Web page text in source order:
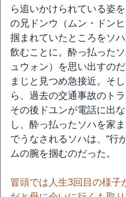
ら追いかけられている姿
の兄ドンウ（ムン・ドン
掴まれていたところをソ
飲むことに。酔っ払った
ュウォン）を思い出すの
まじと見つめ急接近。そ
ら、過去の交通事故のト
その後ドユンが電話に出
し、酔っ払ったソハを家
でうなされるソハは、“行
ムの腕を掴むのだった。
冒頭では人生3回目の様